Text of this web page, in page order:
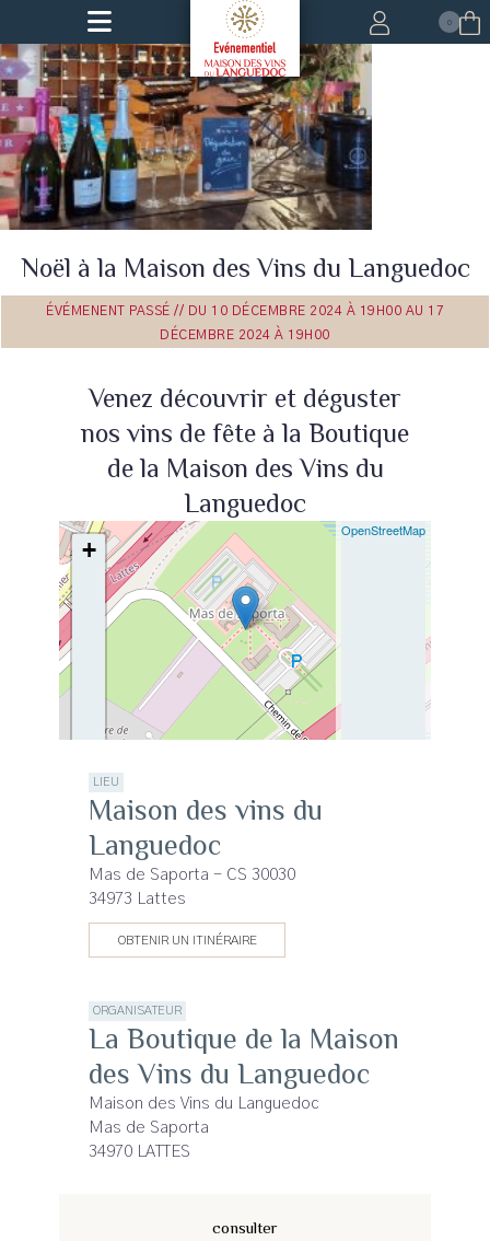
0
Noël à la Maison des Vins du Languedoc
ÉVÉMENENT PASSÉ // DU 10 DÉCEMBRE 2024 À 19H00 AU 17
DÉCEMBRE 2024 À 19H00
Venez découvrir et déguster
nos vins de fête à la Boutique
de la Maison des Vins du
Languedoc
+
Leaflet
OpenStreetMap
LIEU
Maison des vins du
Languedoc
Mas de Saporta - CS 30030
34973 Lattes
OBTENIR UN ITINÉRAIRE
ORGANISATEUR
La Boutique de la Maison
des Vins du Languedoc
Maison des Vins du Languedoc
Mas de Saporta
34970 LATTES
consulter